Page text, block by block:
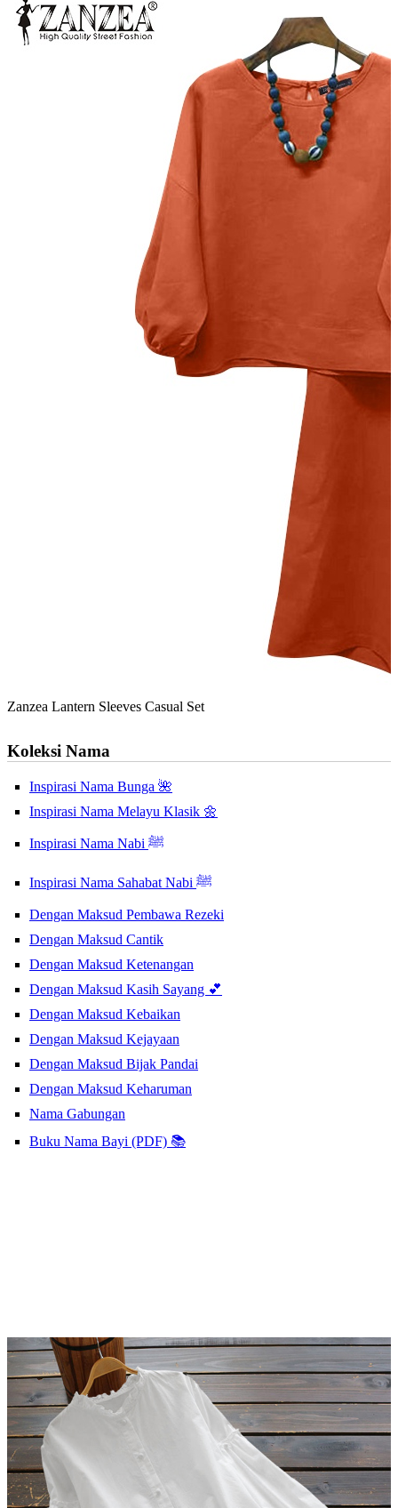
Zanzea Lantern Sleeves Casual Set
Koleksi Nama
Inspirasi Nama Bunga 🌺
Inspirasi Nama Melayu Klasik 🌼
Inspirasi Nama Nabi ﷺ
Inspirasi Nama Sahabat Nabi ﷺ
Dengan Maksud Pembawa Rezeki
Dengan Maksud Cantik
Dengan Maksud Ketenangan
Dengan Maksud Kasih Sayang 💕
Dengan Maksud Kebaikan
Dengan Maksud Kejayaan
Dengan Maksud Bijak Pandai
Dengan Maksud Keharuman
Nama Gabungan
Buku Nama Bayi (PDF) 📚